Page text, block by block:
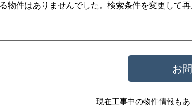
物件はありませんでした。 検索条件を変更して再
お
現在工事中の物件情報もあ